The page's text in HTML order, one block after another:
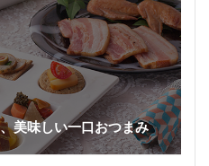
美味しい一口おつまみ